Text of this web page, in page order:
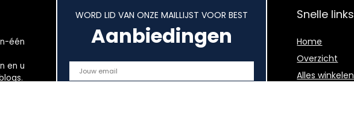
één
en u
WORD LID VAN ONZE MAILLIJST VOOR BEST
Aanbiedingen
Snelle links
Home
Overzicht
Alles winkelen